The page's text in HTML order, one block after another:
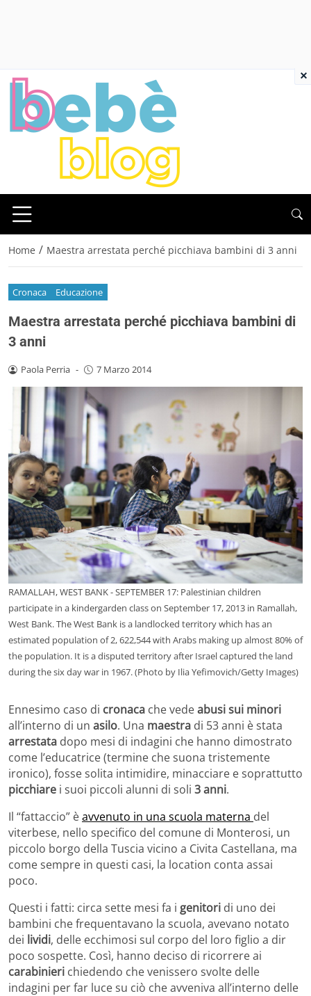
Home / Maestra arrestata perché picchiava bambini di 3 anni
Cronaca Educazione
Maestra arrestata perché picchiava bambini di
3 anni
Paola Perria - 7 Marzo 2014
RAMALLAH, WEST BANK - SEPTEMBER 17: Palestinian children
participate in a kindergarden class on September 17, 2013 in Ramallah,
West Bank. The West Bank is a landlocked territory which has an
estimated population of 2, 622,544 with Arabs making up almost 80% of
the population. It is a disputed territory after Israel captured the land
during the six day war in 1967. (Photo by Ilia Yefimovich/Getty Images)
Ennesimo caso di cronaca che vedeabusi sui minori
all’interno di un asilo. Una maestra di 53 anni è stata
arrestata dopo mesi di indagini che hanno dimostrato
come l’educatrice (termine che suona tristemente
ironico), fosse solita intimidire, minacciare e soprattutto
picchiare i suoi piccoli alunni di soli 3 anni.
Il “fattaccio” èavvenuto in una scuola materna del
viterbese, nello specifico del comune di Monterosi, un
piccolo borgo della Tuscia vicino a Civita Castellana, ma
come sempre in questi casi, la location conta assai
poco.
Questi i fatti: circa sette mesi fa i genitori di uno dei
bambini che frequentavano la scuola, avevano notato
dei lividi, delle ecchimosi sul corpo del loro figlio a dir
poco sospette. Così, hanno deciso di ricorrere ai
carabinieri chiedendo che venissero svolte delle
indagini per far luce su ciò che avveniva all’interno delle
×